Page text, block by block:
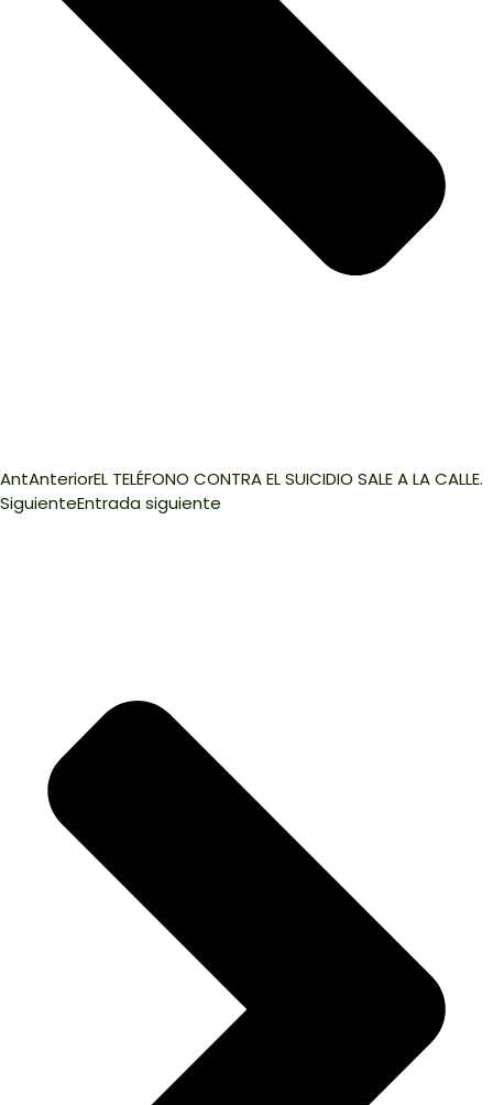
AntAnteriorEL TELÉFONO CONTRA EL SUICIDIO SALE A LA CALLE.
SiguienteEntrada siguiente